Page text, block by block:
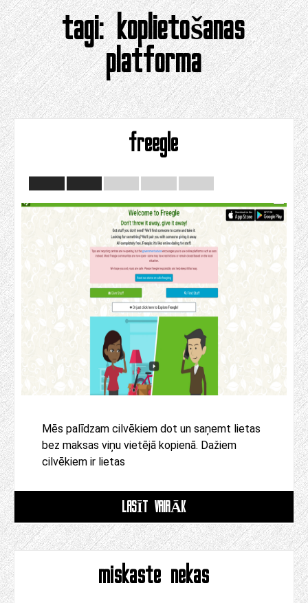
tagi:koplietošanas
platforma
freegle
Mēs palīdzam cilvēkiem dot un saņemt lietas
bez maksas viņu vietējā kopienā. Dažiem
cilvēkiem ir lietas
LASĪT VAIRĀK
miskaste nekas